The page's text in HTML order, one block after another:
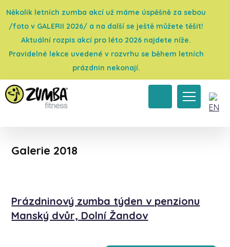
Několik letních zumba akcí už máme úspěšně za sebou
/foto v GALERII 2026/ a na další se ještě můžete těšit!
Aktuální rozpis akcí pro léto 2026 najdete níže.
Pravidelné lekce uvedené v rozvrhu se během letních
prázdnin nekonají.
Galerie 2018
Prázdninový zumba týden v penzionu
Manský dvůr, Dolní Žandov